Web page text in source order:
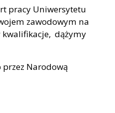
pracy Uniwersytetu
zawodowym na
kwalifikacje, dążymy
Narodową